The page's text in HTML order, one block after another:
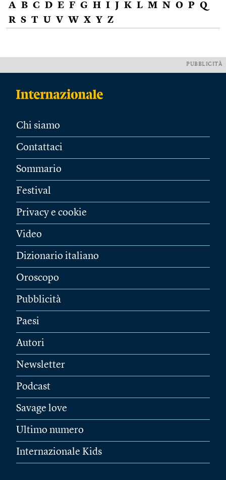
A B C D E F G H I J K L M N O P Q
R S T U V W X Y Z
PUBBLICITÀ
Chi siamo
Contattaci
Sommario
Festival
Privacy e cookie
Video
Dizionario italiano
Oroscopo
Pubblicità
Paesi
Autori
Newsletter
Podcast
Savage love
Ultimo numero
Internazionale Kids